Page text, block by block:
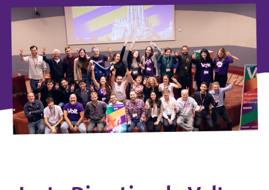
Volt Eslovaquia
Volt Eslovenia
Volt Estonia
Volt Finlandia [facebook]
Volt Francia
Volt Hungría
Elecciones al Parlamento Europeo
Dona